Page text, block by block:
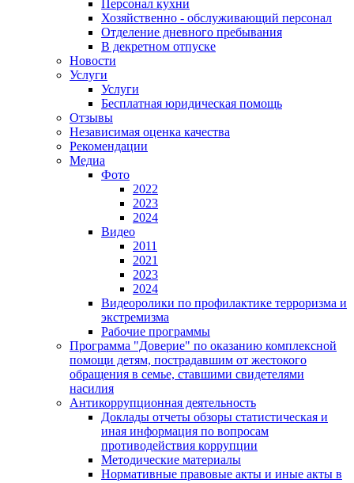
Персонал кухни
Хозяйственно - обслуживающий персонал
Отделение дневного пребывания
В декретном отпуске
Новости
Услуги
Услуги
Бесплатная юридическая помощь
Отзывы
Независимая оценка качества
Рекомендации
Медиа
Фото
2022
2023
2024
Видео
2011
2021
2023
2024
Видеоролики по профилактике терроризма и
экстремизма
Рабочие программы
Программа "Доверие" по оказанию комплексной
помощи детям, пострадавшим от жестокого
обращения в семье, ставшими свидетелями
насилия
Антикоррупционная деятельность
Доклады отчеты обзоры статистическая и
иная информация по вопросам
противодействия коррупции
Методические материалы
Нормативные правовые акты и иные акты в